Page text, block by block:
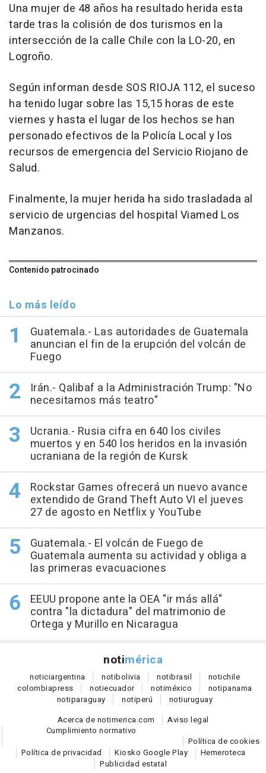
Una mujer de 48 años ha resultado herida esta
tarde tras la colisión de dos turismos en la
intersección de la calle Chile con la LO-20, en
Logroño.
Según informan desde SOS RIOJA 112, el suceso
ha tenido lugar sobre las 15,15 horas de este
viernes y hasta el lugar de los hechos se han
personado efectivos de la Policía Local y los
recursos de emergencia del Servicio Riojano de
Salud.
Finalmente, la mujer herida ha sido trasladada al
servicio de urgencias del hospital Viamed Los
Manzanos.
Contenido patrocinado
Lo más leído
Guatemala.- Las autoridades de Guatemala
anuncian el fin de la erupción del volcán de
Fuego
Irán.- Qalibaf a la Administración Trump: "No
necesitamos más teatro"
Ucrania.- Rusia cifra en 640 los civiles
muertos y en 540 los heridos en la invasión
ucraniana de la región de Kursk
Rockstar Games ofrecerá un nuevo avance
extendido de Grand Theft Auto VI el jueves
27 de agosto en Netflix y YouTube
Guatemala.- El volcán de Fuego de
Guatemala aumenta su actividad y obliga a
las primeras evacuaciones
EEUU propone ante la OEA "ir más allá"
contra "la dictadura" del matrimonio de
Ortega y Murillo en Nicaragua
notimérica
noticiargentina notibolivia notibrasil notichile
colombiapress notiecuador notiméxico notipanama
notiparaguay notiperú notiuruguay
Acerca de notimerica.com
Aviso legal
Cumplimiento normativo
Política de cookies
Política de privacidad
Kiosko Google Play
Hemeroteca
Publicidad estatal